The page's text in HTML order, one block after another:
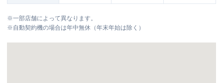
※一部店舗によって異なります。
※自動契約機の場合は年中無休（年末年始は除く）